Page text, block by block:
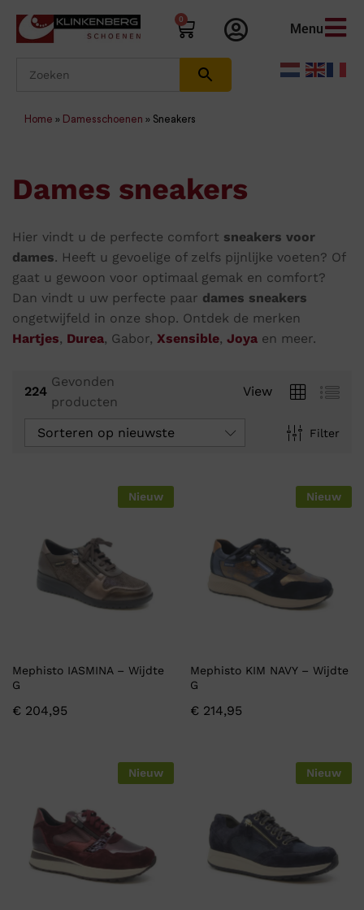
0
Menu
Home » Damesschoenen » Sneakers
Dames sneakers
Hier vindt u de perfecte comfort sneakers voor
dames. Heeft u gevoelige of zelfs pijnlijke voeten? Of
gaat u gewoon voor optimaal gemak en comfort?
Dan vindt u uw perfecte paar dames sneakers
ongetwijfeld in onze shop. Ontdek de merken
Hartjes, Durea, Gabor, Xsensible, Joya en meer.
224
Gevonden
producten
View
Filter
Sorteren op nieuwste
Nieuw
Mephisto IASMINA – Wijdte
G
€ 204,95
Nieuw
Mephisto KIM NAVY – Wijdte
G
€ 214,95
Nieuw Nieuw